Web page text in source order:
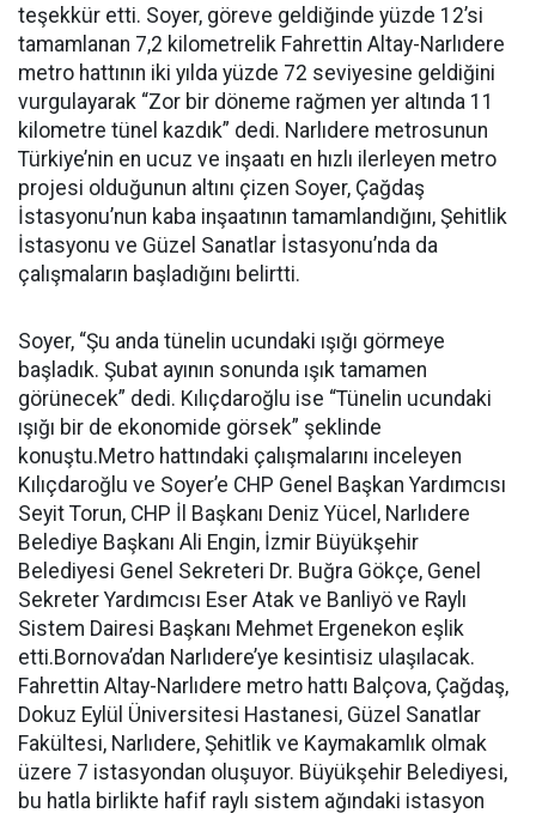
teşekkür etti. Soyer, göreve geldiğinde yüzde 12’si
tamamlanan 7,2 kilometrelik Fahrettin Altay-Narlıdere
metro hattının iki yılda yüzde 72 seviyesine geldiğini
vurgulayarak “Zor bir döneme rağmen yer altında 11
kilometre tünel kazdık” dedi. Narlıdere metrosunun
Türkiye’nin en ucuz ve inşaatı en hızlı ilerleyen metro
projesi olduğunun altını çizen Soyer, Çağdaş
İstasyonu’nun kaba inşaatının tamamlandığını, Şehitlik
İstasyonu ve Güzel Sanatlar İstasyonu’nda da
çalışmaların başladığını belirtti.
Soyer, “Şu anda tünelin ucundaki ışığı görmeye
başladık. Şubat ayının sonunda ışık tamamen
görünecek” dedi. Kılıçdaroğlu ise “Tünelin ucundaki
ışığı bir de ekonomide görsek” şeklinde
konuştu.Metro hattındaki çalışmalarını inceleyen
Kılıçdaroğlu ve Soyer’e CHP Genel Başkan Yardımcısı
Seyit Torun, CHP İl Başkanı Deniz Yücel, Narlıdere
Belediye Başkanı Ali Engin, İzmir Büyükşehir
Belediyesi Genel Sekreteri Dr. Buğra Gökçe, Genel
Sekreter Yardımcısı Eser Atak ve Banliyö ve Raylı
Sistem Dairesi Başkanı Mehmet Ergenekon eşlik
etti.Bornova’dan Narlıdere’ye kesintisiz ulaşılacak.
Fahrettin Altay-Narlıdere metro hattı Balçova, Çağdaş,
Dokuz Eylül Üniversitesi Hastanesi, Güzel Sanatlar
Fakültesi, Narlıdere, Şehitlik ve Kaymakamlık olmak
üzere 7 istasyondan oluşuyor. Büyükşehir Belediyesi,
bu hatla birlikte hafif raylı sistem ağındaki istasyon